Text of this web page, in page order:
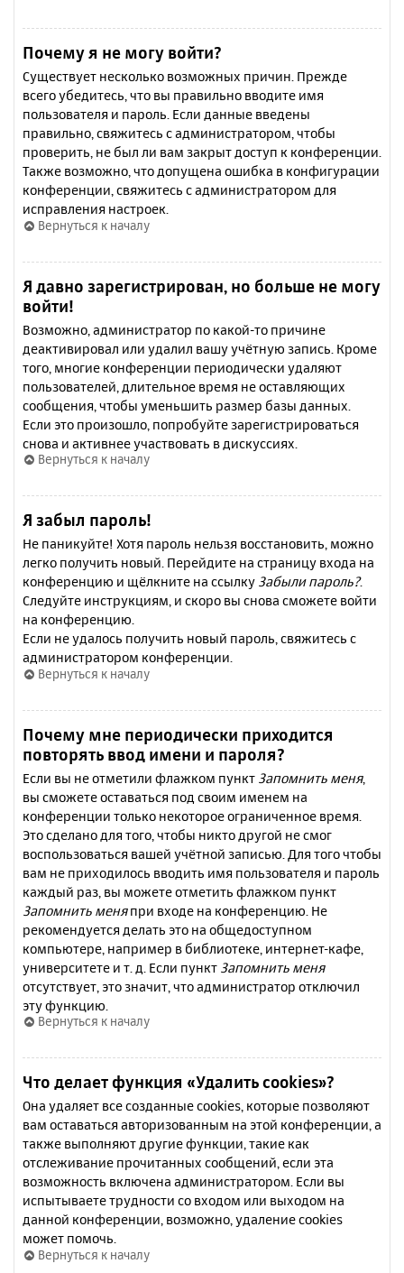
Почему я не могу войти?
Существует несколько возможных причин. Прежде
всего убедитесь, что вы правильно вводите имя
пользователя и пароль. Если данные введены
правильно, свяжитесь с администратором, чтобы
проверить, не был ли вам закрыт доступ к конференции.
Также возможно, что допущена ошибка в конфигурации
конференции, свяжитесь с администратором для
исправления настроек.
Вернуться к началу
Я давно зарегистрирован, но больше не могу
войти!
Возможно, администратор по какой-то причине
деактивировал или удалил вашу учётную запись. Кроме
того, многие конференции периодически удаляют
пользователей, длительное время не оставляющих
сообщения, чтобы уменьшить размер базы данных.
Если это произошло, попробуйте зарегистрироваться
снова и активнее участвовать в дискуссиях.
Вернуться к началу
Я забыл пароль!
Не паникуйте! Хотя пароль нельзя восстановить, можно
легко получить новый. Перейдите на страницу входа на
конференцию и щёлкните на ссылку Забыли пароль?.
Следуйте инструкциям, и скоро вы снова сможете войти
на конференцию.
Если не удалось получить новый пароль, свяжитесь с
администратором конференции.
Вернуться к началу
Почему мне периодически приходится
повторять ввод имени и пароля?
Если вы не отметили флажком пункт Запомнить меня,
вы сможете оставаться под своим именем на
конференции только некоторое ограниченное время.
Это сделано для того, чтобы никто другой не смог
воспользоваться вашей учётной записью. Для того чтобы
вам не приходилось вводить имя пользователя и пароль
каждый раз, вы можете отметить флажком пункт
Запомнить меняпри входе на конференцию. Не
рекомендуется делать это на общедоступном
компьютере, например в библиотеке, интернет-кафе,
университете и т. д. Если пункт Запомнить меня
отсутствует, это значит, что администратор отключил
эту функцию.
Вернуться к началу
Что делает функция «Удалить cookies»?
Она удаляет все созданные cookies, которые позволяют
вам оставаться авторизованным на этой конференции, а
также выполняют другие функции, такие как
отслеживание прочитанных сообщений, если эта
возможность включена администратором. Если вы
испытываете трудности со входом или выходом на
данной конференции, возможно, удаление cookies
может помочь.
Вернуться к началу